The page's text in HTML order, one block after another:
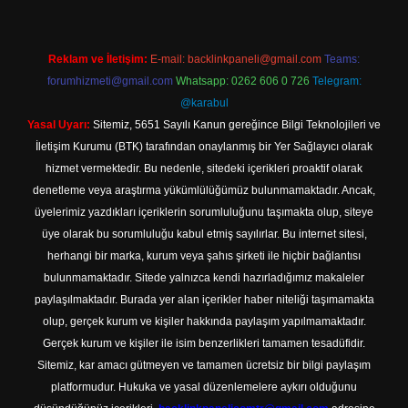
Reklam ve İletişim: E-mail: backlinkpaneli@gmail.com Teams:
forumhizmeti@gmail.com Whatsapp: 0262 606 0 726 Telegram:
@karabul
Yasal Uyarı: Sitemiz, 5651 Sayılı Kanun gereğince Bilgi Teknolojileri ve
İletişim Kurumu (BTK) tarafından onaylanmış bir Yer Sağlayıcı olarak
hizmet vermektedir. Bu nedenle, sitedeki içerikleri proaktif olarak
denetleme veya araştırma yükümlülüğümüz bulunmamaktadır. Ancak,
üyelerimiz yazdıkları içeriklerin sorumluluğunu taşımakta olup, siteye
üye olarak bu sorumluluğu kabul etmiş sayılırlar. Bu internet sitesi,
herhangi bir marka, kurum veya şahıs şirketi ile hiçbir bağlantısı
bulunmamaktadır. Sitede yalnızca kendi hazırladığımız makaleler
paylaşılmaktadır. Burada yer alan içerikler haber niteliği taşımamakta
olup, gerçek kurum ve kişiler hakkında paylaşım yapılmamaktadır.
Gerçek kurum ve kişiler ile isim benzerlikleri tamamen tesadüfidir.
Sitemiz, kar amacı gütmeyen ve tamamen ücretsiz bir bilgi paylaşım
platformudur. Hukuka ve yasal düzenlemelere aykırı olduğunu